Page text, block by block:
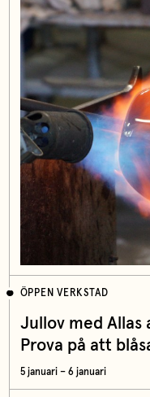
ÖPPEN VERKSTAD
Jullov med Allas
Prova på att
5 januari – 6 januari